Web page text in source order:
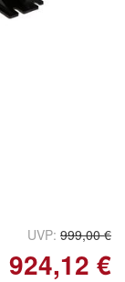
UVP: 999,00 €
924,12 €